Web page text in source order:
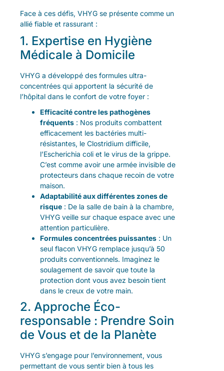
Face à ces défis, VHYG se présente comme un
allié fiable et rassurant :
1. Expertise en Hygiène
Médicale à Domicile
VHYG a développé des formules ultra-
concentrées qui apportent la sécurité de
l’hôpital dans le confort de votre foyer :
Efficacité contre les pathogènes
fréquents : Nos produits combattent
efficacement les bactéries multi-
résistantes, le Clostridium difficile,
l’Escherichia coli et le virus de la grippe.
C’est comme avoir une armée invisible de
protecteurs dans chaque recoin de votre
maison.
Adaptabilité aux différentes zones de
risque : De la salle de bain à la chambre,
VHYG veille sur chaque espace avec une
attention particulière.
Formules concentrées puissantes : Un
seul flacon VHYG remplace jusqu’à 50
produits conventionnels. Imaginez le
soulagement de savoir que toute la
protection dont vous avez besoin tient
dans le creux de votre main.
2. Approche Éco-
responsable : Prendre Soin
de Vous et de la Planète
VHYG s’engage pour l’environnement, vous
permettant de vous sentir bien à tous les